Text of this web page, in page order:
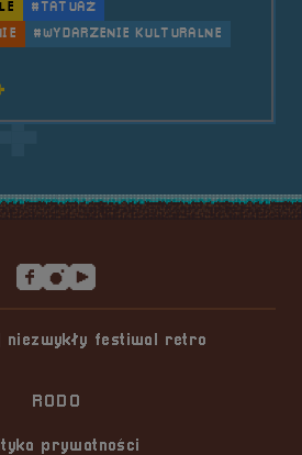
#TATUAŻ
#WYDARZENIE KULTURALNE
tytule 2023.09.16-17 Mobilna
festiwal retro
RODO
prywatności